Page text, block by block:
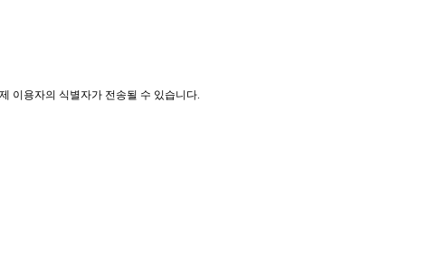
이용자의 식별자가 전송될 수 있습니다.